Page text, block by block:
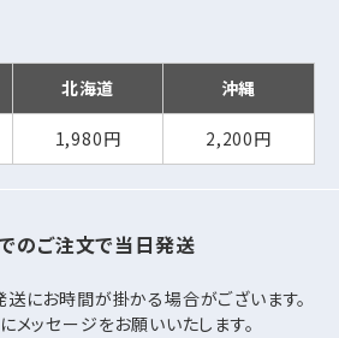
北海道 沖縄
1,980円 2,200円
のご注文で当日発送
にお時間が掛かる場合がございます。
ッセージをお願いいたします。